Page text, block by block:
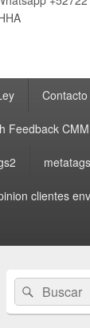
Contacto
Feedback CMM
clientes
área
de
widget
Buscar
por:
Buscar